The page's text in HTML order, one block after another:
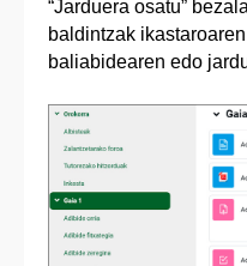
“Jarduera osatu”
baldintzak
baliabidearen edo